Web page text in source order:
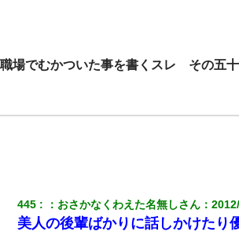
職場でむかついた事を書くスレ その五
445 ： おさかなくわえた名無しさん ：
美人の後輩ばかりに話しかけたり